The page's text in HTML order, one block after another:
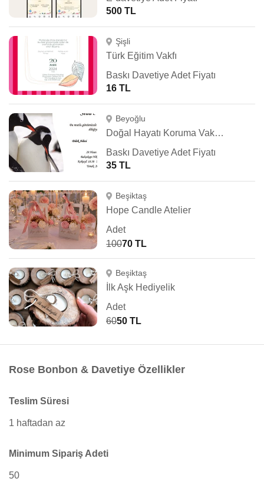
500 TL
Şişli
Türk Eğitim Vakfı
Baskı Davetiye Adet Fiyatı
16 TL
Beyoğlu
Doğal Hayatı Koruma Vakfı (WWF Türkiye)
Baskı Davetiye Adet Fiyatı
35 TL
Beşiktaş
Hope Candle Atelier
Adet
10070 TL
Beşiktaş
İlk Aşk Hediyelik
Adet
6050 TL
Rose Bonbon & Davetiye Özellikler
Teslim Süresi
1 haftadan az
Minimum Sipariş Adeti
50